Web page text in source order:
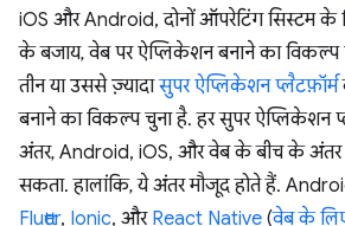
iOS और Android, दोनों ऑपरेटिंग सिस्टम के
के बजाय, वेब पर ऐप्लिकेशन बनाने का विकल्प
तीन या उससे ज़्यादासुपर ऐप्लिकेशन प्लैटफ़ॉर्म
बनाने का विकल्प चुना है. हर सुपर ऐप्लिकेशन
अंतर, Android, iOS, और वेब के बीच के अंतर
सकता. हालांकि, ये अंतर मौजूद होते हैं.
Flutter, Ionic, और React Native (वेब के